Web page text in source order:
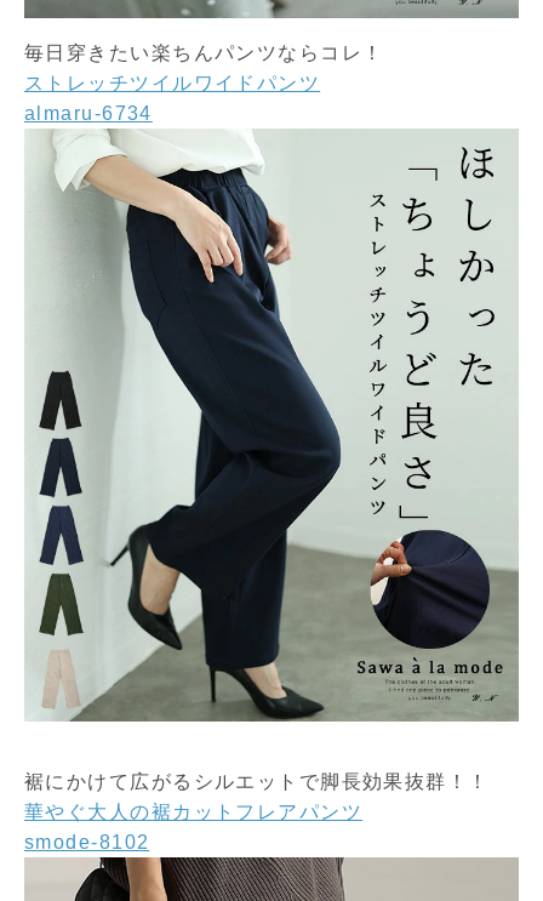
毎日穿きたい楽ちんパンツならコレ！
ストレッチツイルワイドパンツ
almaru-6734
裾にかけて広がるシルエットで脚長効果抜群！！
華やぐ大人の裾カットフレアパンツ
smode-8102